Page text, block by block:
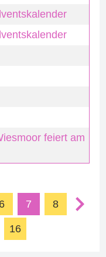
feiert am
6 7 8
16